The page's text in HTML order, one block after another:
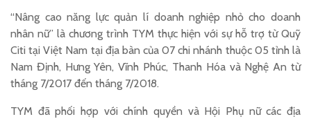
“Nâng cao năng lực quản lí doanh nghiệp nhỏ cho doanh
nhân nữ” là chương trình TYM thực hiện với sự hỗ trợ từ Quỹ
Citi tại Việt Nam tại địa bàn của 07 chi nhánh thuộc 05 tỉnh là
Nam Định, Hưng Yên, Vĩnh Phúc, Thanh Hóa và Nghệ An từ
tháng 7/2017 đến tháng 7/2018.
TYM đã phối hợp với chính quyền và Hội Phụ nữ các địa